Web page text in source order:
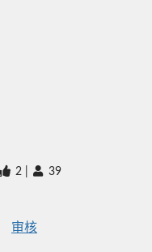
2 39
审核